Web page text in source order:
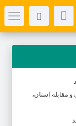
مقابله استان،